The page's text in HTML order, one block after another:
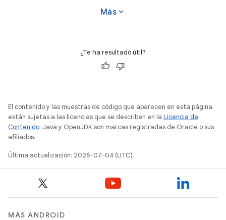
Más expand_more
¿Te ha resultado útil?
El contenido y las muestras de código que aparecen en esta página
están sujetas a las licencias que se describen en la Licencia de
Contenido. Java y OpenJDK son marcas registradas de Oracle o sus
afiliados.
Última actualización: 2026-07-04 (UTC)
MÁS ANDROID